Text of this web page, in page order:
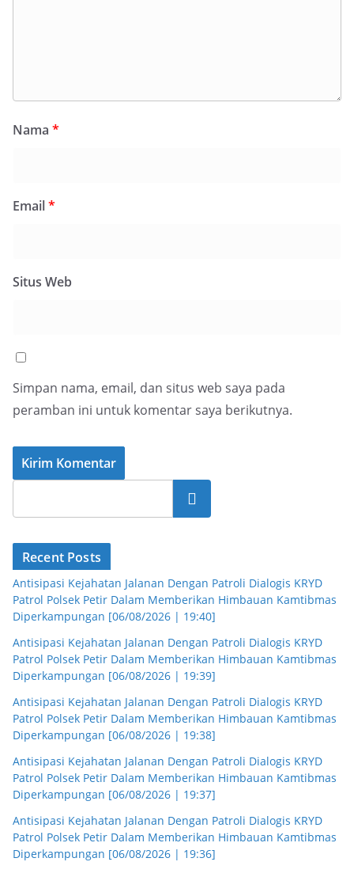
Nama *
Email*
Situs Web
Simpan nama, email, dan situs web saya pada
peramban ini untuk komentar saya berikutnya.
Cari
Recent Posts
Antisipasi Kejahatan Jalanan Dengan Patroli Dialogis KRYD
Patrol Polsek Petir Dalam Memberikan Himbauan Kamtibmas
Diperkampungan [06/08/2026 | 19:40]
Antisipasi Kejahatan Jalanan Dengan Patroli Dialogis KRYD
Patrol Polsek Petir Dalam Memberikan Himbauan Kamtibmas
Diperkampungan [06/08/2026 | 19:39]
Antisipasi Kejahatan Jalanan Dengan Patroli Dialogis KRYD
Patrol Polsek Petir Dalam Memberikan Himbauan Kamtibmas
Diperkampungan [06/08/2026 | 19:38]
Antisipasi Kejahatan Jalanan Dengan Patroli Dialogis KRYD
Patrol Polsek Petir Dalam Memberikan Himbauan Kamtibmas
Diperkampungan [06/08/2026 | 19:37]
Antisipasi Kejahatan Jalanan Dengan Patroli Dialogis KRYD
Patrol Polsek Petir Dalam Memberikan Himbauan Kamtibmas
Diperkampungan [06/08/2026 | 19:36]